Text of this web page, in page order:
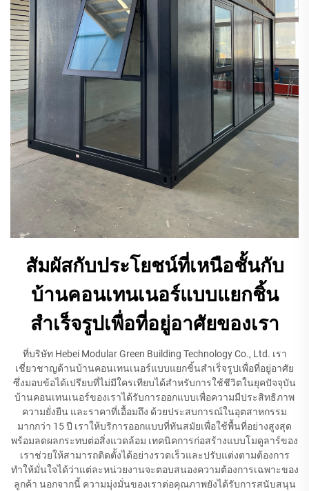
สัมผัสกับประโยชน์ที่เหนือชั้นกับ
บ้านคอนเทนเนอร์แบบแยกชิ้น
สำเร็จรูปเพื่อที่อยู่อาศัยของเรา
ที่บริษัท Hebei Modular Green Building Technology Co., Ltd. เรา
เชี่ยวชาญด้านบ้านคอนเทนเนอร์แบบแยกชิ้นสำเร็จรูปเพื่อที่อยู่อาศัย
ซึ่งมอบข้อได้เปรียบที่ไม่มีใครเทียบได้สำหรับการใช้ชีวิตในยุคปัจจุบัน
บ้านคอนเทนเนอร์ของเราได้รับการออกแบบเพื่อความมีประสิทธิภาพ
ความยั่งยืน และราคาที่เอื้อมถึง ด้วยประสบการณ์ในอุตสาหกรรม
มากกว่า 15 ปี เราให้บริการออกแบบที่ทันสมัยเพื่อใช้พื้นที่อย่างสูงสุด
พร้อมลดผลกระทบต่อสิ่งแวดล้อม เทคนิคการก่อสร้างแบบโมดูลาร์ของ
เราช่วยให้สามารถติดตั้งได้อย่างรวดเร็วและปรับแต่งตามต้องการ
ทำให้มั่นใจได้ว่าแต่ละหน่วยงานจะตอบสนองความต้องการเฉพาะของ
ลูกค้า นอกจากนี้ ความมุ่งมั่นของเราต่อคุณภาพยังได้รับการสนับสนุน